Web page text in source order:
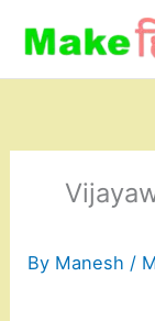
content
By Manesh /